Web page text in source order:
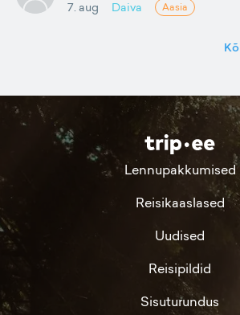
7. aug Daiva Aasia
Lennupakkumised
Reisikaaslased
Uudised
Reisipildid
Sisuturundus